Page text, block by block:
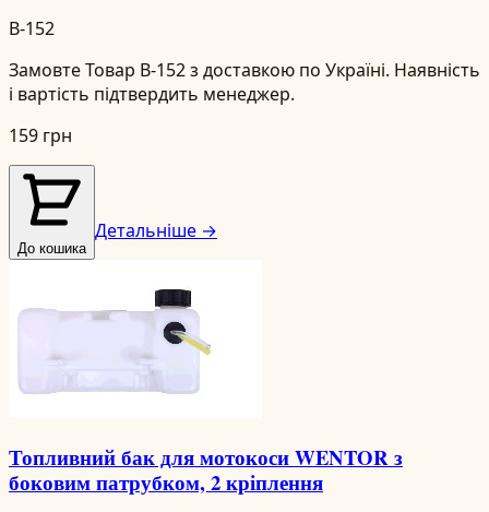
B-152
Замовте Товар B-152 з доставкою по Україні. Наявність
і вартість підтвердить менеджер.
159 грн
До кошика
Детальніше →
Топливний бак для мотокоси WENTOR з
боковим патрубком, 2 кріплення